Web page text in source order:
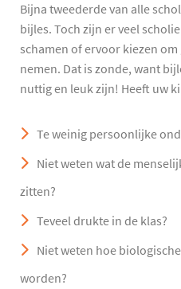
Bijna tweederde van alle
bijles. Toch zijn er veel
schamen of ervoor kiezen
nemen. Dat is zonde, want
nuttig en leuk zijn! Heeft uw
Te weinig persoonlijke
Niet weten wat de
zitten?
Teveel drukte in de klas?
Niet weten hoe
worden?